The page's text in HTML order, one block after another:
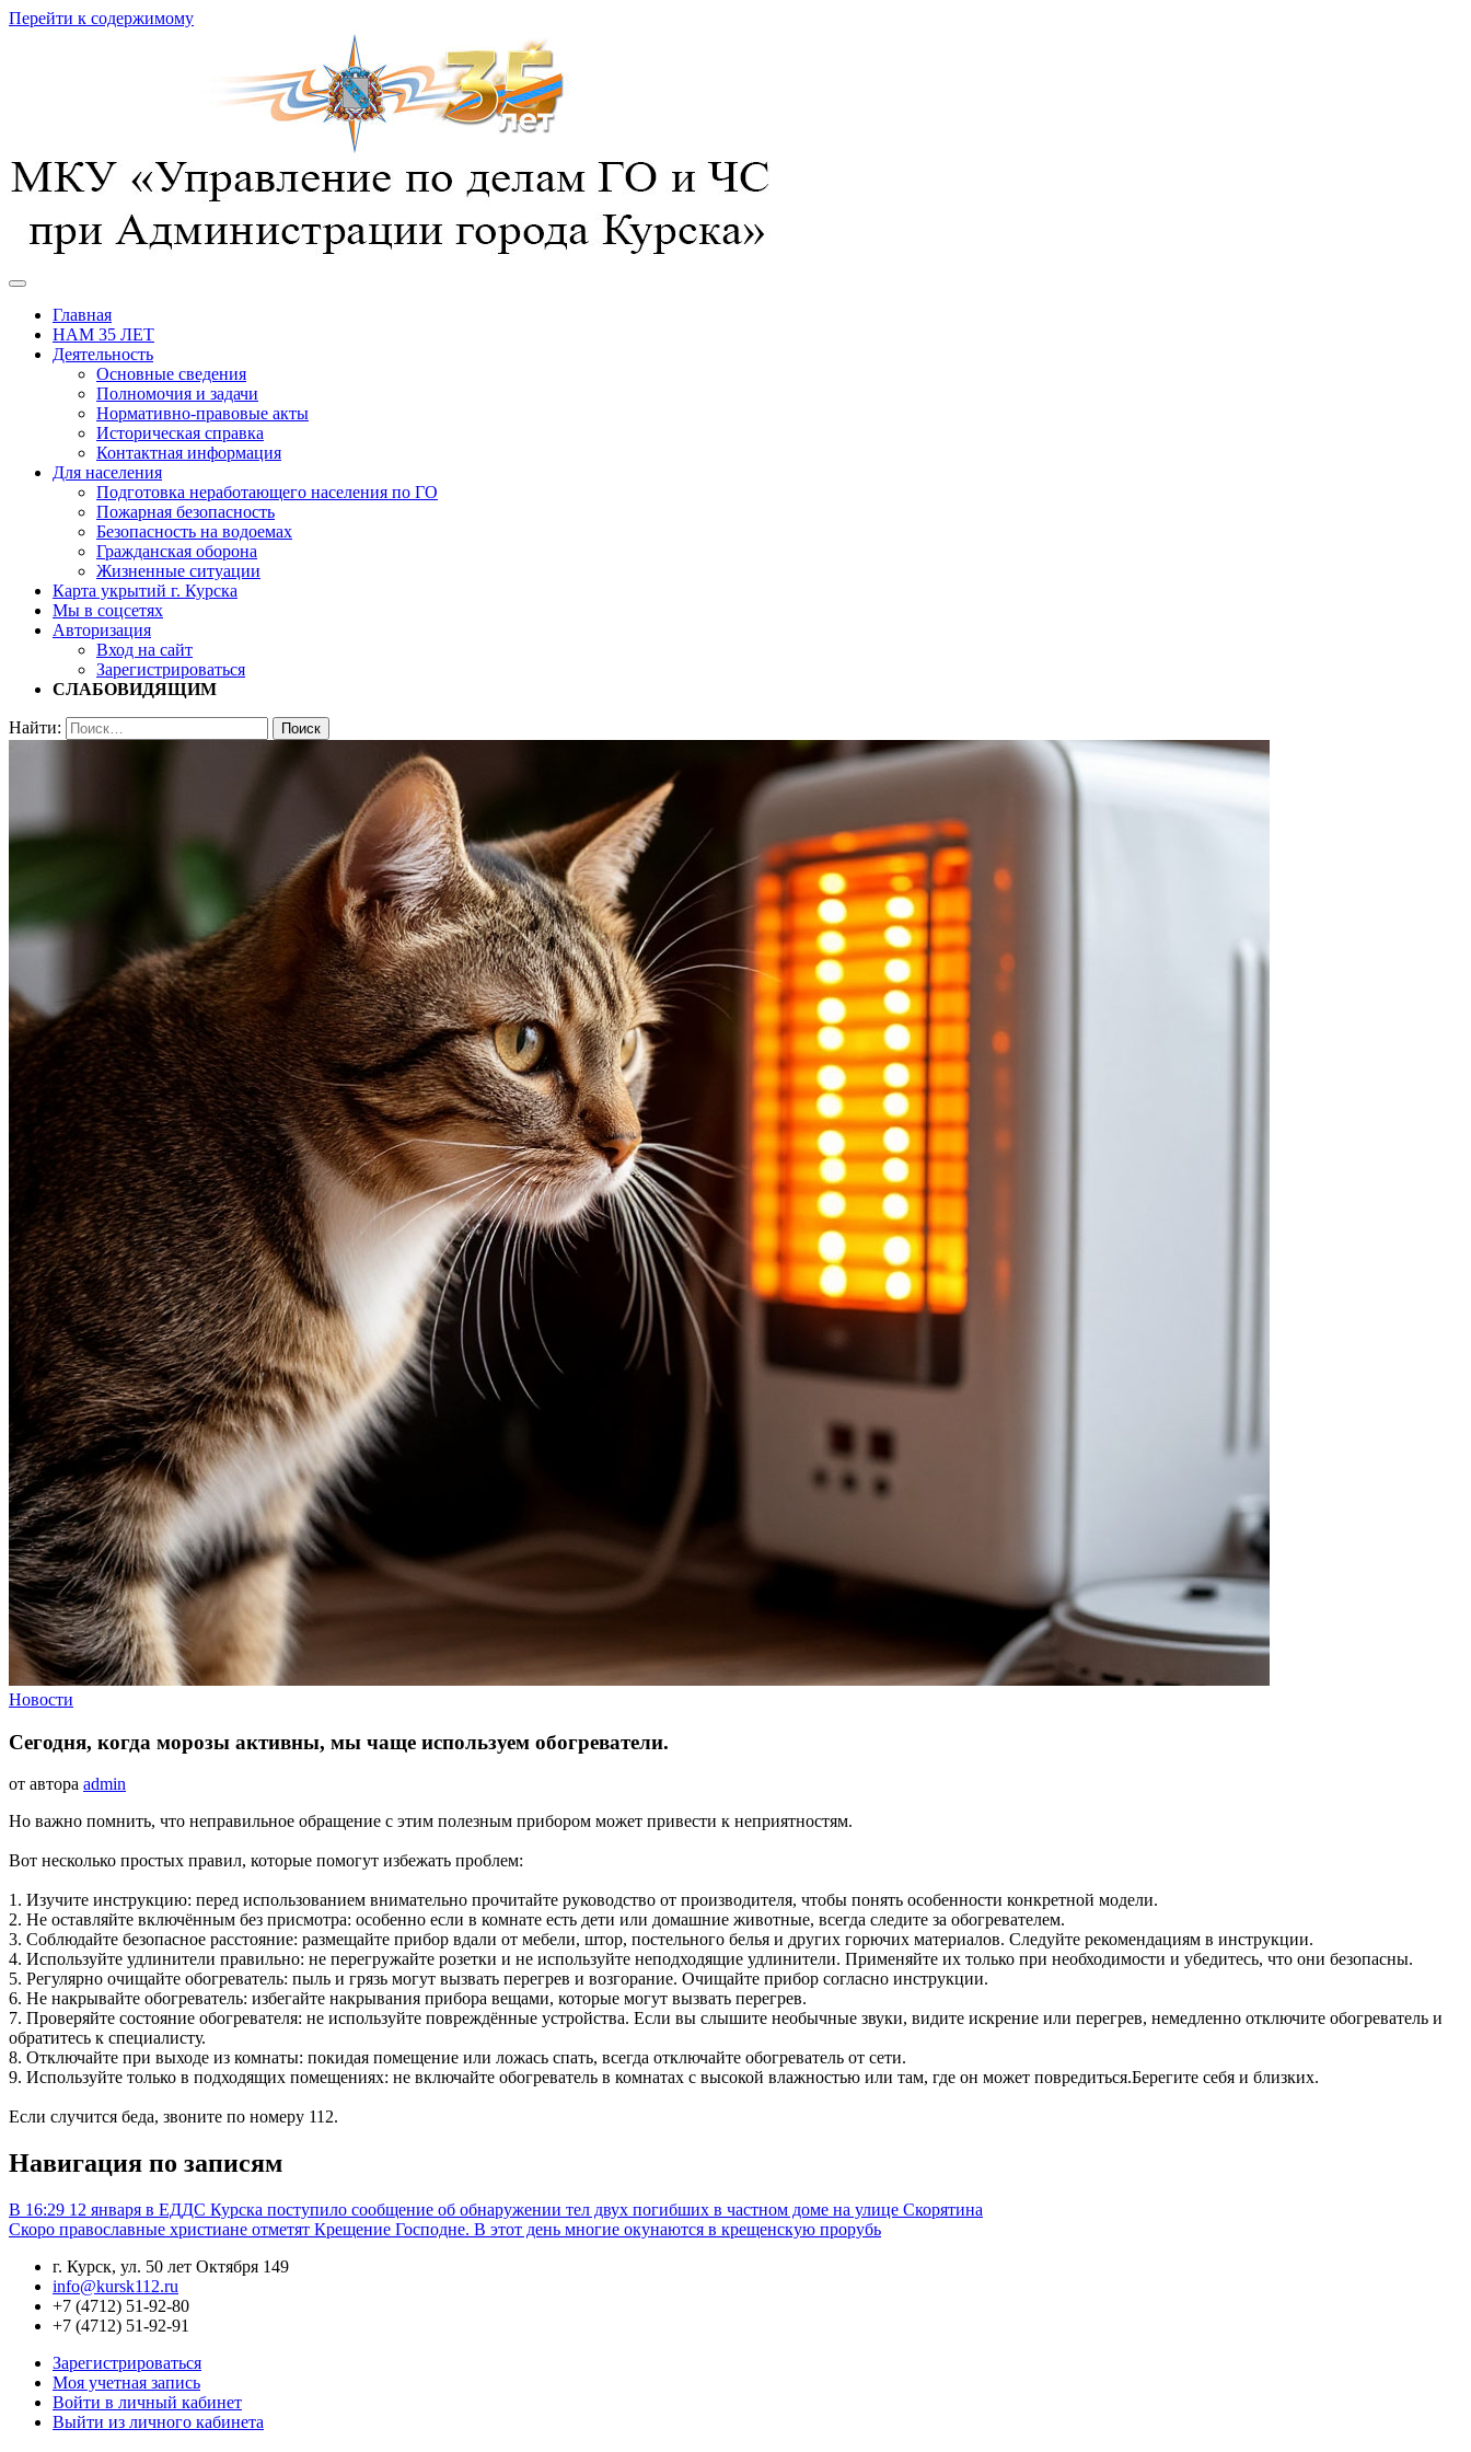
Перейти к содержимому
УГОЧС г. Курска
Главная
НАМ 35 ЛЕТ
Деятельность
Основные сведения
Полномочия и задачи
Нормативно-правовые акты
Историческая справка
Контактная информация
Для населения
Подготовка неработающего населения по ГО
Пожарная безопасность
Безопасность на водоемах
Гражданская оборона
Жизненные ситуации
Карта укрытий г. Курска
Мы в соцсетях
Авторизация
Вход на сайт
Зарегистрироваться
СЛАБОВИДЯЩИМ
Найти:
Новости
Сегодня, когда морозы активны, мы чаще используем обогреватели.
от автора admin
Но важно помнить, что неправильное обращение с этим полезным прибором может привести к неприятностям.
Вот несколько простых правил, которые помогут избежать проблем:
1. Изучите инструкцию: перед использованием внимательно прочитайте руководство от производителя, чтобы понять особенности конкретной модели.
2. Не оставляйте включённым без присмотра: особенно если в комнате есть дети или домашние животные, всегда следите за обогревателем.
3. Соблюдайте безопасное расстояние: размещайте прибор вдали от мебели, штор, постельного белья и других горючих материалов. Следуйте рекомендациям в инструкции.
4. Используйте удлинители правильно: не перегружайте розетки и не используйте неподходящие удлинители. Применяйте их только при необходимости и убедитесь, что они безопасны.
5. Регулярно очищайте обогреватель: пыль и грязь могут вызвать перегрев и возгорание. Очищайте прибор согласно инструкции.
6. Не накрывайте обогреватель: избегайте накрывания прибора вещами, которые могут вызвать перегрев.
7. Проверяйте состояние обогревателя: не используйте повреждённые устройства. Если вы слышите необычные звуки, видите искрение или перегрев, немедленно отключите обогреватель и
обратитесь к специалисту.
8. Отключайте при выходе из комнаты: покидая помещение или ложась спать, всегда отключайте обогреватель от сети.
9. Используйте только в подходящих помещениях: не включайте обогреватель в комнатах с высокой влажностью или там, где он может повредиться.Берегите себя и близких.
Если случится беда, звоните по номеру 112.
Навигация по записям
В 16:29 12 января в ЕДДС Курска поступило сообщение об обнаружении тел двух погибших в частном доме на улице Скорятина
Скоро православные христиане отметят Крещение Господне. В этот день многие окунаются в крещенскую прорубь
г. Курск, ул. 50 лет Октября 149
info@kursk112.ru
+7 (4712) 51-92-80
+7 (4712) 51-92-91
Зарегистрироваться
Моя учетная запись
Войти в личный кабинет
Выйти из личного кабинета